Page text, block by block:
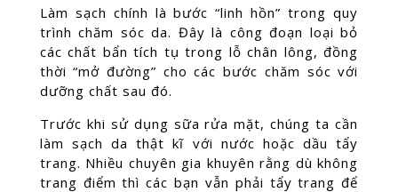
Làm sạch chính là bước “linh hồn” trong quy
trình chăm sóc da. Đây là công đoạn loại bỏ
các chất bẩn tích tụ trong lỗ chân lông, đồng
thời “mở đường” cho các bước chăm sóc với
dưỡng chất sau đó.
Trước khi sử dụng sữa rửa mặt, chúng ta cần
làm sạch da thật kĩ với nước hoặc dầu tẩy
trang. Nhiều chuyên gia khuyên rằng dù không
trang điểm thì các bạn vẫn phải tẩy trang để